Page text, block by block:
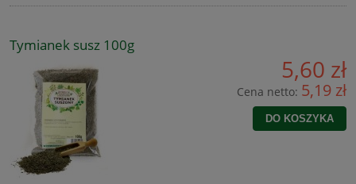
Tymianek susz 100g
5,60 zł
Cena netto: 5,19 zł
DO KOSZYKA